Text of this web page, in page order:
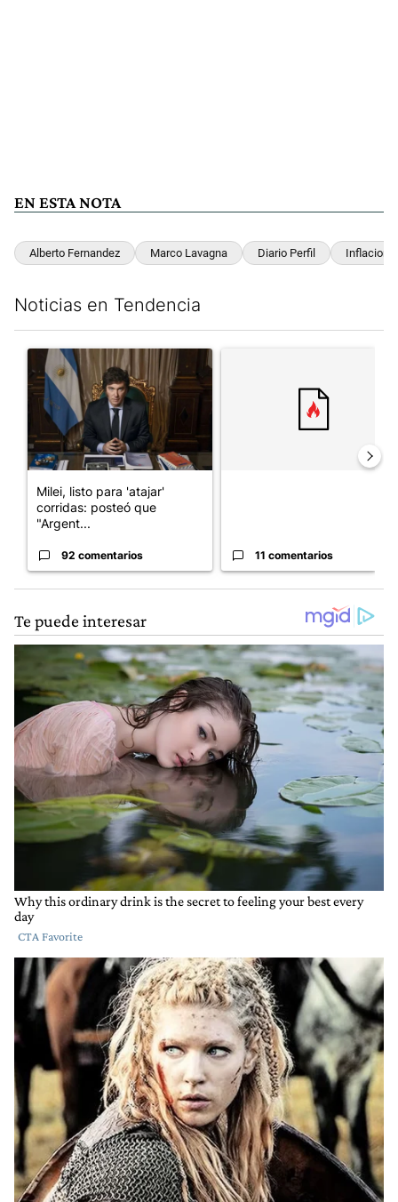
EN ESTA NOTA
Alberto Fernandez Marco Lavagna Diario Perfil Inflacion
Noticias en Tendencia
Un artículo de tendencia con el título "Milei, listo para 'atajar'
Milei, listo para 'atajar'
corridas: posteó que
"Argent...
92 comentarios 11 comentarios